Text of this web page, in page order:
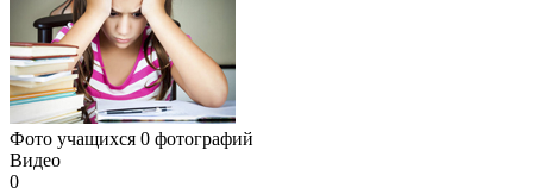
Фото учащихся 0 фотографий
Видео
0